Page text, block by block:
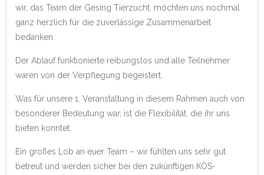
wir, das Team der Gesing Tierzucht, möchten uns nochmal
ganz herzlich für die zuverlässige Zusammenarbeit
bedanken.
Der Ablauf funktionierte reibungslos und alle Teilnehmer
waren von der Verpflegung begeistert.
Was für unsere 1. Veranstaltung in diesem Rahmen auch von
besonderer Bedeutung war, ist die Flexibilität, die ihr uns
bieten konntet.
Ein großes Lob an euer Team – wir fühlten uns sehr gut
betreut und werden sicher bei den zukünftigen KÖS-